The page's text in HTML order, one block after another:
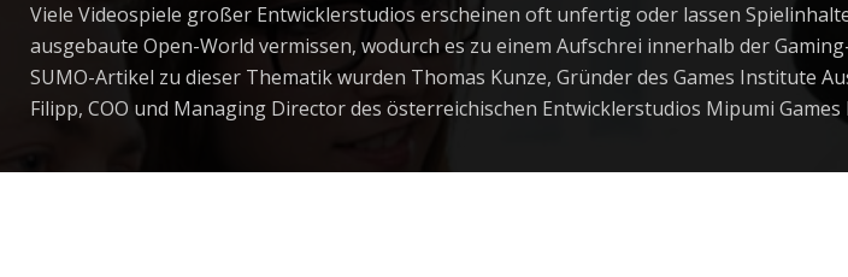
Viele Videospiele großer Entwicklerstudios erscheinen oft unfertig oder lassen
ausgebaute Open-World vermissen, wodurch es zu einem Aufschrei innerhalb der
SUMO-Artikel zu dieser Thematik wurden Thomas Kunze, Gründer des Games Institute
Filipp, COO und Managing Director des österreichischen Entwicklerstudios Mipumi